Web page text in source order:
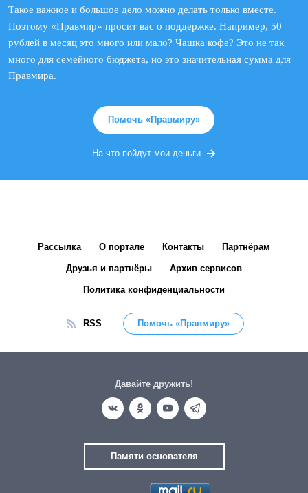
Такое важное и большое дело можно делать только вместе.
Поэтому «Правмир» просит вас о поддержке. Например, 50
рублей в месяц это много или мало? Чашка кофе? Это не так
много для семейного бюджета, но это значительная сумма для
Правмира.
Помочь «Правмиру»
На что пойдут мои деньги
Рассылка О портале Контакты Партнёрам
Друзья и партнёры Архив сервисов
Политика конфиденциальности
RSS Помочь «Правмиру»
Давайте дружить!
Памяти основателя